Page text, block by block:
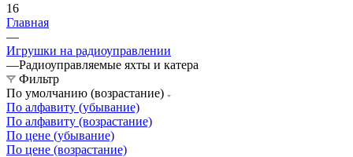
16
Главная
—
Игрушки на радиоуправлении
—Радиоуправляемые яхты и катера
Фильтр
По умолчанию (возрастание)
По алфавиту (убывание)
По алфавиту (возрастание)
По цене (убывание)
По цене (возрастание)